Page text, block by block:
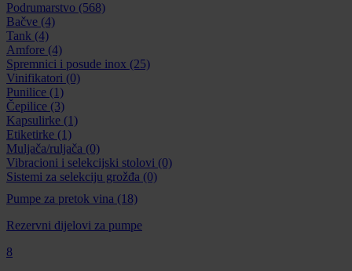
Podrumarstvo (568)
Bačve (4)
Tank (4)
Amfore (4)
Spremnici i posude inox (25)
Vinifikatori (0)
Punilice (1)
Čepilice (3)
Kapsulirke (1)
Etiketirke (1)
Muljača/ruljača (0)
Vibracioni i selekcijski stolovi (0)
Sistemi za selekciju grožđa (0)
Pumpe za pretok vina (18)
Rezervni dijelovi za pumpe
8